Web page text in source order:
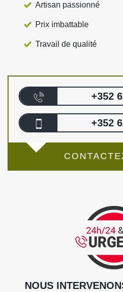
Artisan passionné
Prix imbattable
Travail de qualité
+352
+352
NOUS